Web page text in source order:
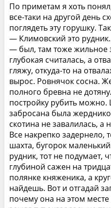
По приметам я хоть
все-таки на другой день
поглядеть эту горушку.
— Климовский это
— был, там тоже жильное
глубокая считалась, а
гляжу, откуда-то на
вырос. Ровнячок сосна.
полного бревна не
постройку рубить можно.
забросана была
скотина не завалилась, а
Все накрепко задернело,
шахта, бугорок
рудник, тот не подумает,
глубиной сажен на
полянке княженика, а
найдешь. Вот и отгадай
почему она на этом